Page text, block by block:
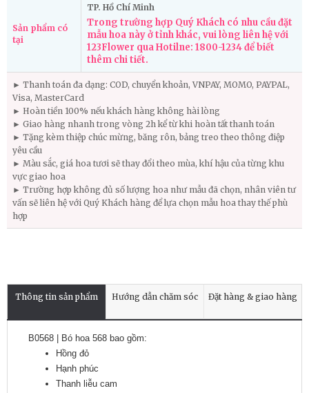
Sản phẩm có
tại
TP. Hồ Chí Minh
Trong trường hợp Quý Khách có nhu cầu đặt
mẫu hoa này ở tỉnh khác, vui lòng liên hệ với
123Flower qua Hotilne: 1800-1234 để biết
thêm chi tiết.
► Thanh toán đa dạng: COD, chuyển khoản, VNPAY, MOMO, PAYPAL,
Visa, MasterCard
► Hoàn tiền 100% nếu khách hàng không hài lòng
► Giao hàng nhanh trong vòng 2h kể từ khi hoàn tất thanh toán
► Tặng kèm thiệp chúc mừng, băng rôn, bảng treo theo thông điệp
yêu cầu
► Màu sắc, giá hoa tươi sẽ thay đổi theo mùa, khí hậu của từng khu
vực giao hoa
► Trường hợp không đủ số lượng hoa như mẫu đã chọn, nhân viên tư
vấn sẽ liên hệ với Quý Khách hàng để lựa chọn mẫu hoa thay thế phù
hợp
Thông tin sản phẩm Hướng dẫn chăm sóc Đặt hàng & giao hàng
B0568 | Bó hoa 568 bao gồm:
Hồng đỏ
Hạnh phúc
Thanh liễu cam